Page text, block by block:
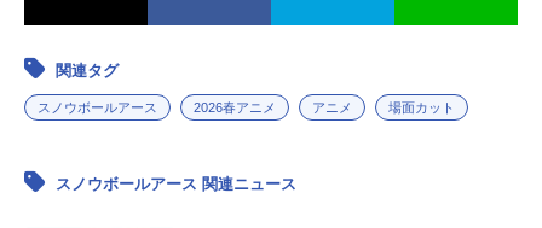
関連タグ
スノウボールアース 2026春アニメ アニメ 場面カット
スノウボールアース 関連ニュース